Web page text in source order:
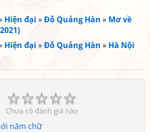
Hiện đại »Đỗ Quảng Hàn » Mơ về
Hiện đại »Đỗ Quảng Hàn » Hà Nội
☆
☆
☆
☆
☆
Chưa có đánh giá nào
năm chữ